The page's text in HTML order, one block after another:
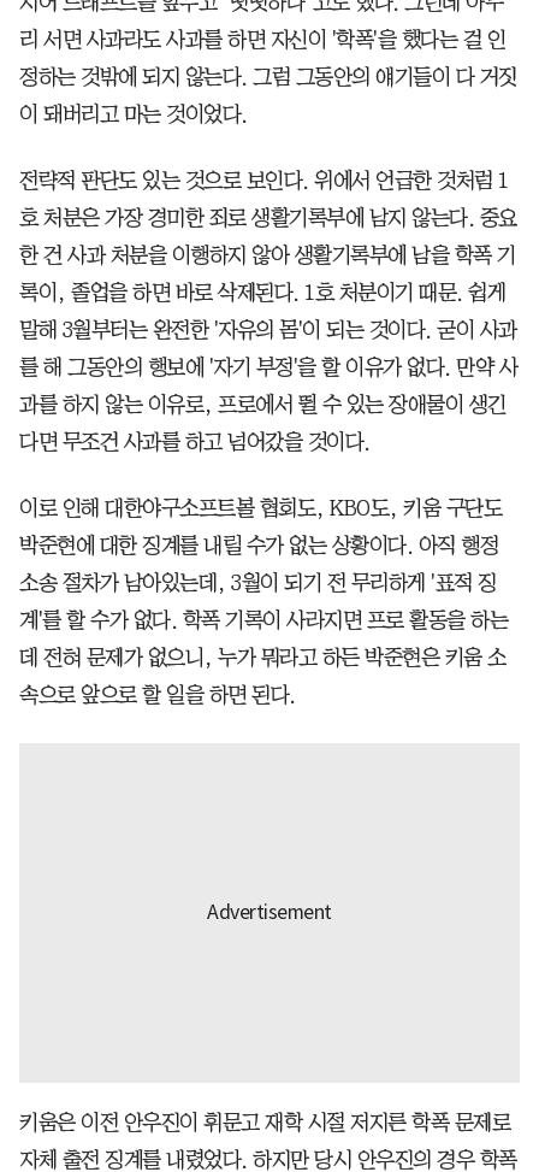
리 서면 사과라도 사과를 하면 자신이 '학폭'을 했다는 걸 인
정하는 것밖에 되지 않는다. 그럼 그동안의 얘기들이 다 거짓
이 돼버리고 마는 것이었다.
전략적 판단도 있는 것으로 보인다. 위에서 언급한 것처럼 1
호 처분은 가장 경미한 죄로 생활기록부에 남지 않는다. 중요
한 건 사과 처분을 이행하지 않아 생활기록부에 남을 학폭 기
록이, 졸업을 하면 바로 삭제된다. 1호 처분이기 때문. 쉽게
말해 3월부터는 완전한 '자유의 몸'이 되는 것이다. 굳이 사과
를 해 그동안의 행보에 '자기 부정'을 할 이유가 없다. 만약 사
과를 하지 않는 이유로, 프로에서 뛸 수 있는 장애물이 생긴
다면 무조건 사과를 하고 넘어갔을 것이다.
이로 인해 대한야구소프트볼 협회도, KBO도, 키움 구단도
박준현에 대한 징계를 내릴 수가 없는 상황이다. 아직 행정
소송 절차가 남아있는데, 3월이 되기 전 무리하게 '표적 징
계'를 할 수가 없다. 학폭 기록이 사라지면 프로 활동을 하는
데 전혀 문제가 없으니, 누가 뭐라고 하든 박준현은 키움 소
속으로 앞으로 할 일을 하면 된다.
키움은 이전 안우진이 휘문고 재학 시절 저지른 학폭 문제로
자체 출전 징계를 내렸었다. 하지만 당시 안우진의 경우 학폭